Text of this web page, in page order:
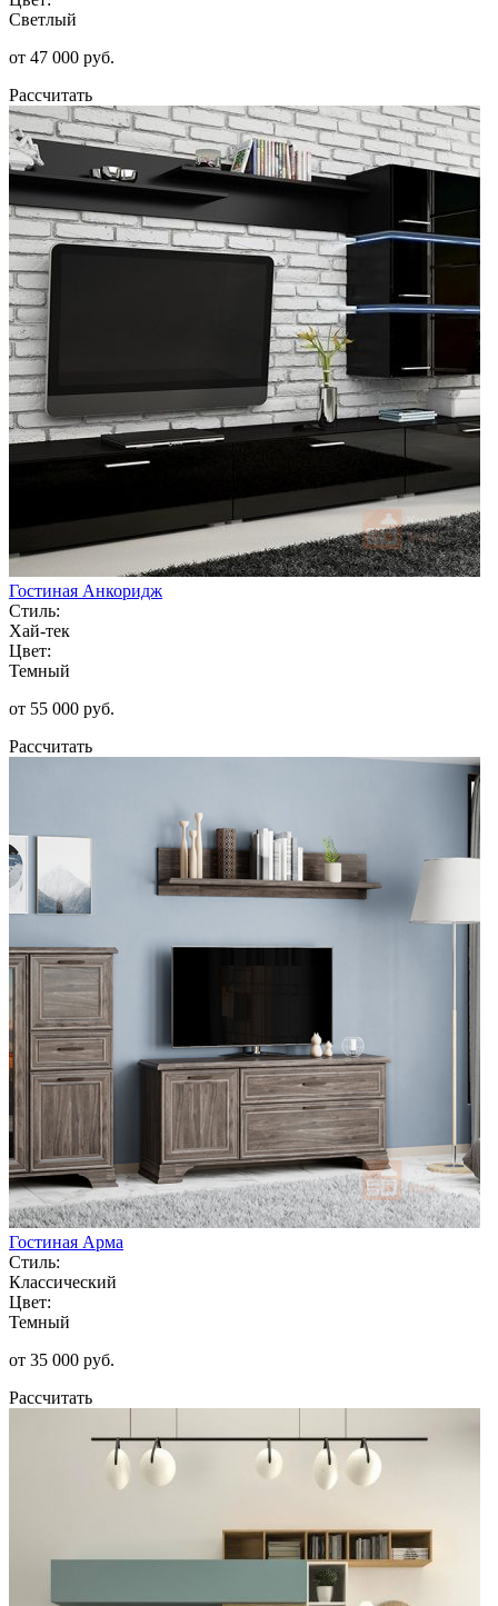
Светлый
от 47 000 руб.
Рассчитать
Гостиная Анкоридж
Стиль:
Хай-тек
Цвет:
Темный
от 55 000 руб.
Рассчитать
Гостиная Арма
Стиль:
Классический
Цвет:
Темный
от 35 000 руб.
Рассчитать